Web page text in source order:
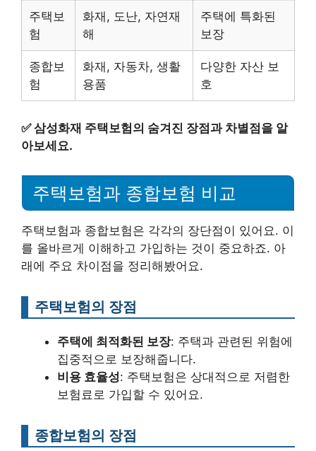
주택보
험
화재, 도난, 자연재
해
주택에 특화된
보장
종합보
험
화재, 자동차, 생활
용품
다양한 자산 보
호
✅삼성화재 주택보험의 숨겨진 장점과 차별점을 알
아보세요.
주택보험과 종합보험 비교
주택보험과 종합보험은 각각의 장단점이 있어요. 이
를 올바르게 이해하고 가입하는 것이 중요하죠. 아
래에 주요 차이점을 정리해봤어요.
주택보험의 장점
주택에 최적화된 보장: 주택과 관련된 위험에
집중적으로 보장해줍니다.
비용 효율성: 주택보험은 상대적으로 저렴한
보험료로 가입할 수 있어요.
종합보험의 장점